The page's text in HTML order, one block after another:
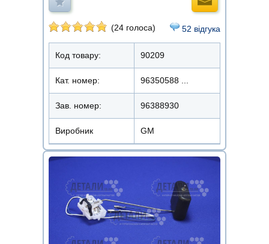
(24 голоса) 52 відгука
Код товару: 90209
Кат. номер: 96350588 ...
Зав. номер: 96388930
Виробник GM